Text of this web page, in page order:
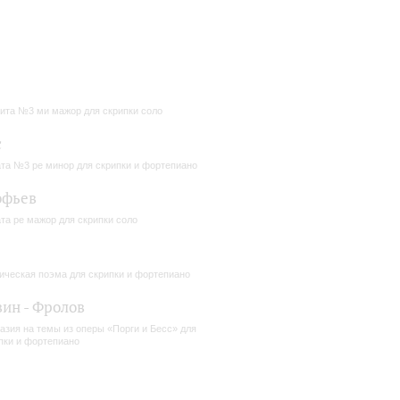
№3 ми мажор для скрипки соло
№3 ре минор для скрипки и фортепиано
ре мажор для скрипки соло
поэма для скрипки и фортепиано
- Фролов
на темы из оперы «Порги и Бесс» для
и фортепиано